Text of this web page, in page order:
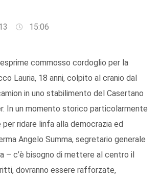
15:06
commosso cordoglio per la
Lauria, 18 anni, colpito al cranio dal
in uno stabilimento del Casertano
In un momento storico particolarmente
ridare linfa alla democrazia ed
Angelo Summa, segretario generale
– c’è bisogno di mettere al centro il
dovranno essere rafforzate,